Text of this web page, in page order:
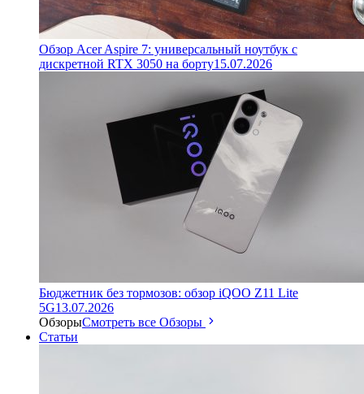
Обзор Acer Aspire 7: универсальный ноутбук с
дискретной RTX 3050 на борту15.07.2026
Бюджетник без тормозов: обзор iQOO Z11 Lite
5G13.07.2026
ОбзорыСмотреть все Обзоры
Статьи